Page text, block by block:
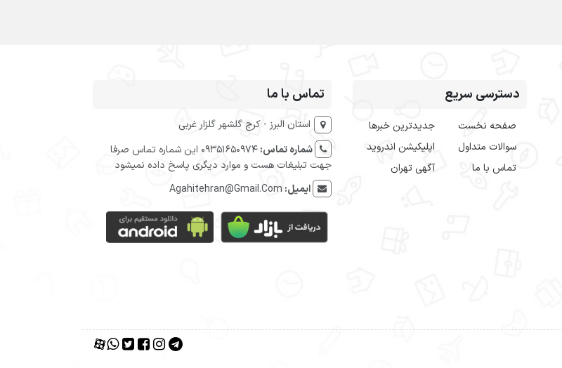
دسترسی سریع
صفحه نخست
سوالات متداول
تماس با ما
جدیدترین خبرها
اپلیکیشن اندروید
آگهی تهران
تماس با ما
استان البرز - کرج گلشهر گلزار غربی
شماره تماس:
09351650974 این شماره تماس صرفا
جهت تبلیغات هست و موارد دیگری پاسخ داده نمیشود
ایمیل: Agahitehran@Gmail.Com